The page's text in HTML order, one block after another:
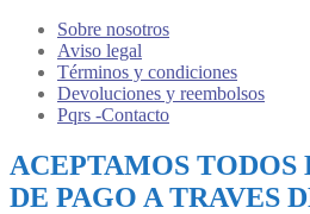
Sobre nosotros
Aviso legal
Términos y condiciones
Devoluciones y reembolsos
Pqrs -Contacto
ACEPTAMOS TODOS
DE PAGO A TRAVES